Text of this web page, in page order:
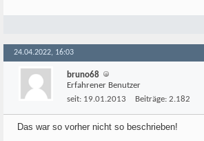
24.04.2022, 16:03
bruno68
Erfahrener Benutzer
seit: 19.01.2013 Beiträge: 2.182
Das war so vorher nicht so beschrieben!